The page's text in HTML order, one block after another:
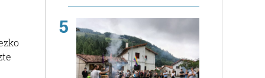
5